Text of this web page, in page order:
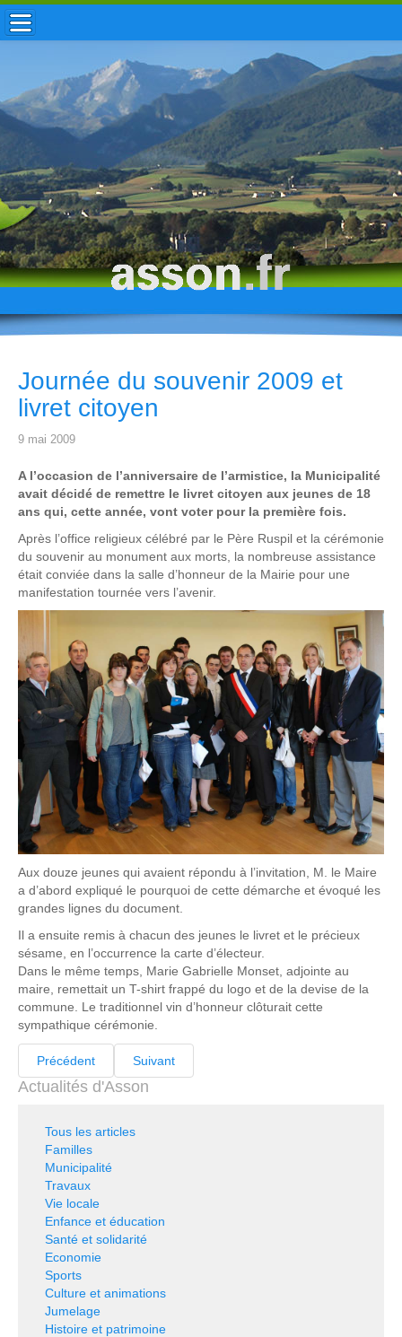
ACCUEIL / INFOS
MUNICIPALITÉ
VIE LOCALE
ENFANCE
TOURISME
HISTOIRE
Journée du souvenir 2009 et
livret citoyen
9 mai 2009
A l’occasion de l’anniversaire de l’armistice, la Municipalité
avait décidé de remettre le livret citoyen aux jeunes de 18
ans qui, cette année, vont voter pour la première fois.
Après l’office religieux célébré par le Père Ruspil et la cérémonie
du souvenir au monument aux morts, la nombreuse assistance
était conviée dans la salle d’honneur de la Mairie pour une
manifestation tournée vers l’avenir.
Aux douze jeunes qui avaient répondu à l’invitation, M. le Maire
a d’abord expliqué le pourquoi de cette démarche et évoqué les
grandes lignes du document.
Il a ensuite remis à chacun des jeunes le livret et le précieux
sésame, en l’occurrence la carte d’électeur.
Dans le même temps, Marie Gabrielle Monset, adjointe au
maire, remettait un T-shirt frappé du logo et de la devise de la
commune. Le traditionnel vin d’honneur clôturait cette
sympathique cérémonie.
Précédent Suivant
Actualités d'Asson
Tous les articles
Familles
Municipalité
Travaux
Vie locale
Enfance et éducation
Santé et solidarité
Economie
Sports
Culture et animations
Jumelage
Histoire et patrimoine